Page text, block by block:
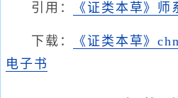
引用： 《证类本草》师
下载： 《证类本草》
电子书